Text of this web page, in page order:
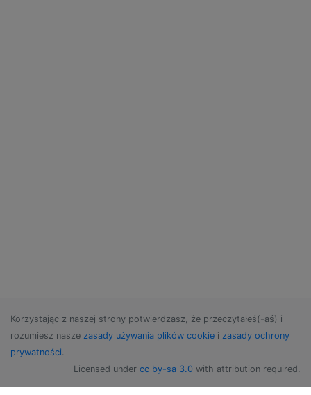
Korzystając z naszej strony potwierdzasz, że przeczytałeś(-aś) i
rozumiesz nasze zasady używania plików cookie i zasady ochrony
prywatności.
Licensed under cc by-sa 3.0 with attribution required.